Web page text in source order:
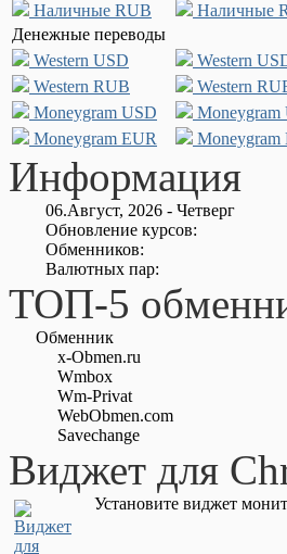
Наличные RUB
Наличные
Денежные переводы
Western USD
Western
Western RUB
Western
Moneygram USD
Moneygram
Moneygram EUR
Moneygram
Информация
06.Август, 2026 - Четверг
Обновление курсов:
Обменников:
Валютных пар:
ТОП-5
Обменник
x-Obmen.ru
Wmbox
Wm-Privat
WebObmen.com
Savechange
Виджет для
Установите виджет